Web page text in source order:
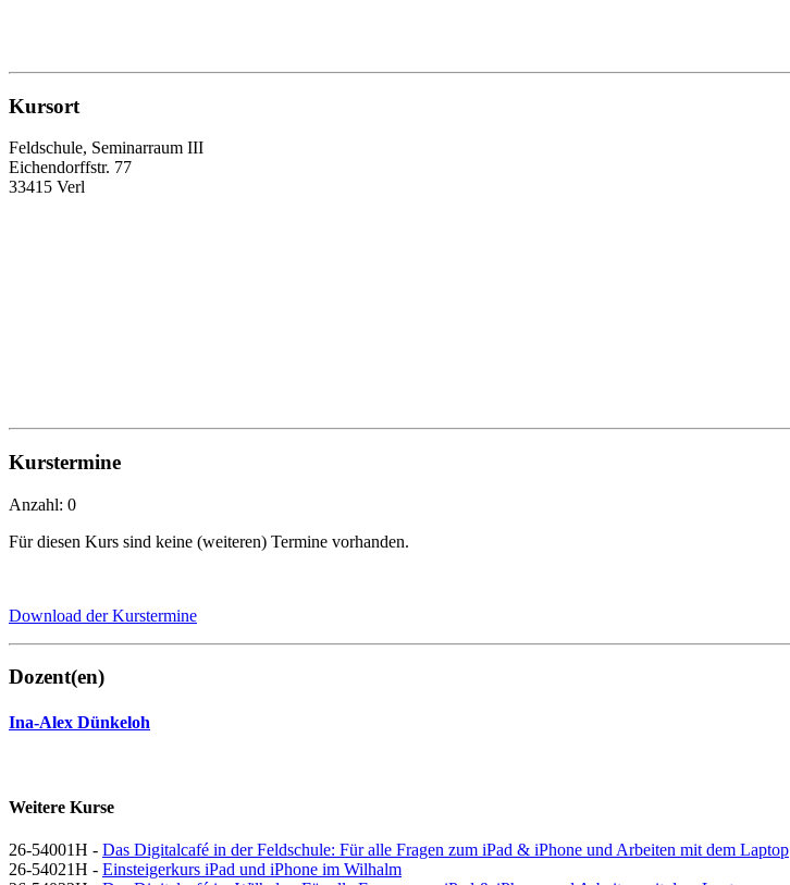
Kursort
Feldschule, Seminarraum III
Eichendorffstr. 77
33415 Verl
Kurstermine
Anzahl: 0
Für diesen Kurs sind keine (weiteren) Termine vorhanden.
Download der Kurstermine
Dozent(en)
Ina-Alex Dünkeloh
Weitere Kurse
26-54001H - Das Digitalcafé in der Feldschule: Für alle Fragen zum iPad & iPhone und Arbeiten mit dem Laptop
26-54021H - Einsteigerkurs iPad und iPhone im Wilhalm